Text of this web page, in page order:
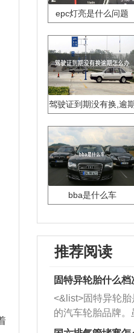
epc灯亮是什么问题
驾驶证到期没有换,逾
bba是什么车
推荐阅读
固特异轮胎什么档
<&list>固特异轮
的汽车轮胎品牌
牌，但是中高低端